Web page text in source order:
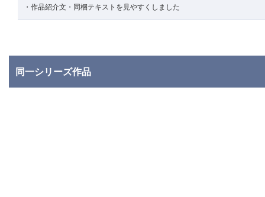
・作品紹介文・同梱テキストを見やすくしました
同一シリーズ作品